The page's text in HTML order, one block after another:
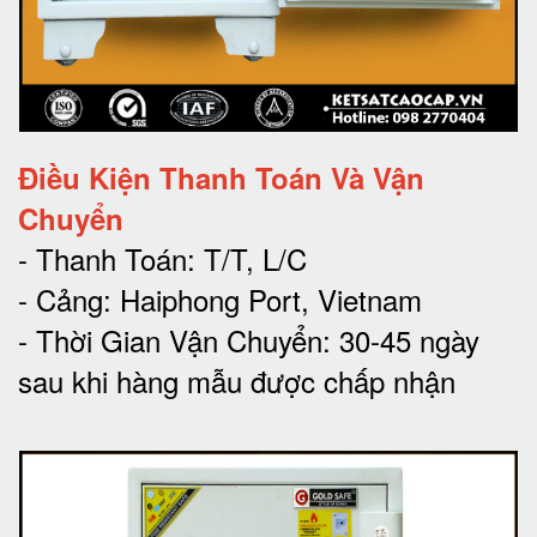
Điều Kiện Thanh Toán Và Vận
Chuyển
- Thanh Toán: T/T, L/C
- Cảng: Haiphong Port, Vietnam
- Thời Gian Vận Chuyển: 30-45 ngày
sau khi hàng mẫu được chấp nhận